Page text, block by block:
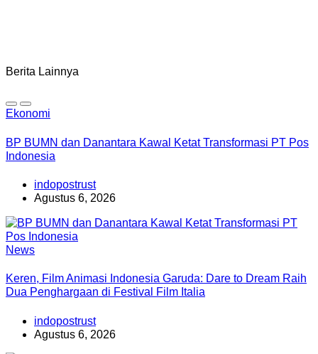
Berita Lainnya
Ekonomi
BP BUMN dan Danantara Kawal Ketat Transformasi PT Pos
Indonesia
indopostrust
Agustus 6, 2026
News
Keren, Film Animasi Indonesia Garuda: Dare to Dream Raih
Dua Penghargaan di Festival Film Italia
indopostrust
Agustus 6, 2026